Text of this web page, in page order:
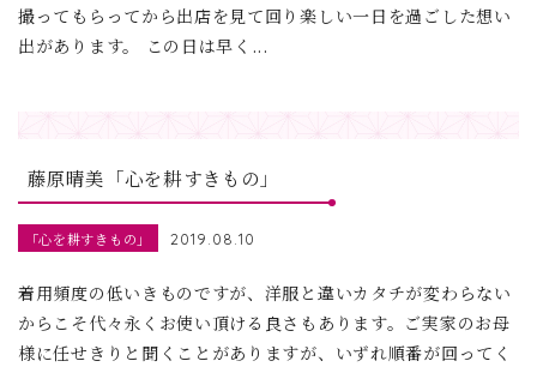
撮ってもらってから出店を見て回り楽しい一日を過ごした想い
出があります。 この日は早く...
藤原晴美「心を耕すきもの」
「心を耕すきもの」 2019.08.10
着用頻度の低いきものですが、洋服と違いカタチが変わらない
からこそ代々永くお使い頂ける良さもあります。ご実家のお母
様に任せきりと聞くことがありますが、いずれ順番が回ってく